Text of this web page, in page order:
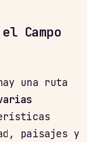
Campo
una ruta
paisajes y